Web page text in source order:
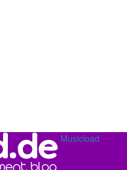
Musicload